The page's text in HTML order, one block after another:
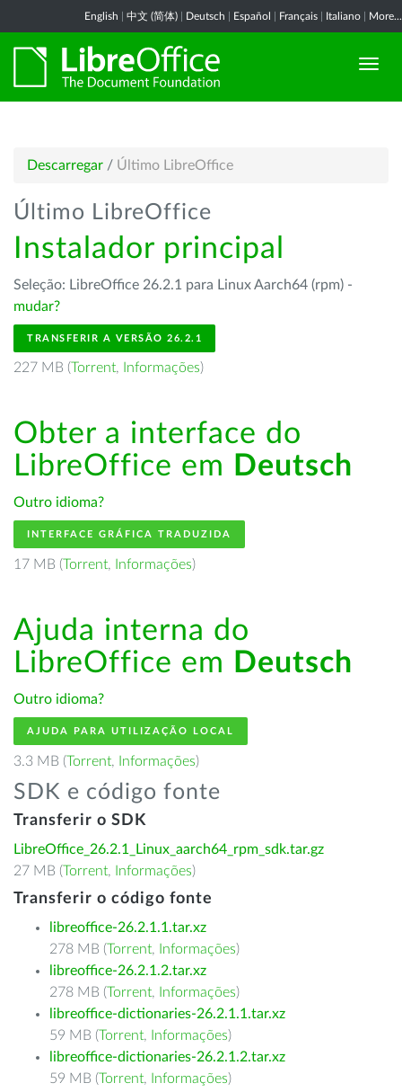
English 中文 (简体) Deutsch Español Français Italiano More...
Descarregar / Último LibreOffice
Último LibreOffice
Instalador principal
Seleção: LibreOffice 26.2.1 para Linux Aarch64 (rpm) -
mudar?
TRANSFERIR A VERSÃO 26.2.1
227 MB (Torrent, Informações)
Obter a interface do
LibreOffice em Deutsch
Outro idioma?
INTERFACE GRÁFICA TRADUZIDA
17 MB (Torrent, Informações)
Ajuda interna do
LibreOffice em Deutsch
Outro idioma?
AJUDA PARA UTILIZAÇÃO LOCAL
3.3 MB (Torrent, Informações)
SDK e código fonte
Transferir o SDK
LibreOffice_26.2.1_Linux_aarch64_rpm_sdk.tar.gz
27 MB (Torrent, Informações)
Transferir o código fonte
libreoffice-26.2.1.1.tar.xz
278 MB (Torrent, Informações)
libreoffice-26.2.1.2.tar.xz
278 MB (Torrent, Informações)
libreoffice-dictionaries-26.2.1.1.tar.xz
59 MB (Torrent, Informações)
libreoffice-dictionaries-26.2.1.2.tar.xz
59 MB (Torrent, Informações)